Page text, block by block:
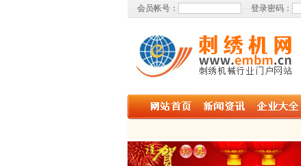
会员帐号： 登录密码：